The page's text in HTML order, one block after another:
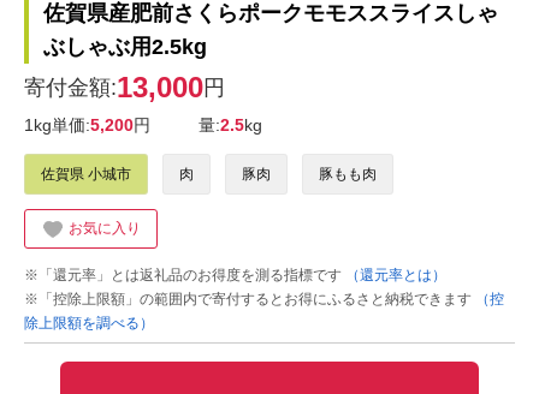
佐賀県産肥前さくらポークモモススライスしゃ
ぶしゃぶ用2.5kg
寄付金額:13,000円
1kg単価:5,200円 量:2.5kg
佐賀県 小城市 肉 豚肉 豚もも肉
お気に入り
※「還元率」とは返礼品のお得度を測る指標です
（還元率とは）
※「控除上限額」の範囲内で寄付するとお得にふるさと納税できます
（控
除上限額を調べる）